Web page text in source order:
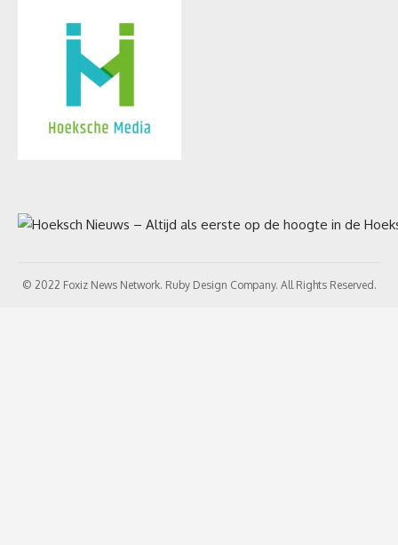
© 2022 Foxiz News Network. Ruby Design Company. All Rights Reserved.